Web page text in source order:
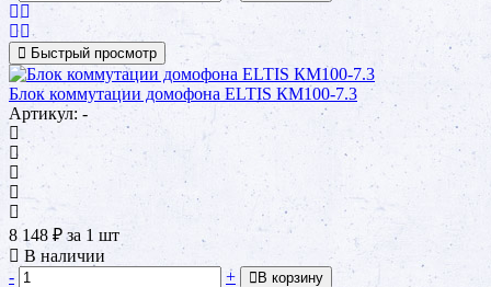
Быстрый просмотр
Блок коммутации домофона ELTIS КМ100-7.3
Артикул: -
8 148 ₽за 1 шт
В наличии
-
+ В корзину